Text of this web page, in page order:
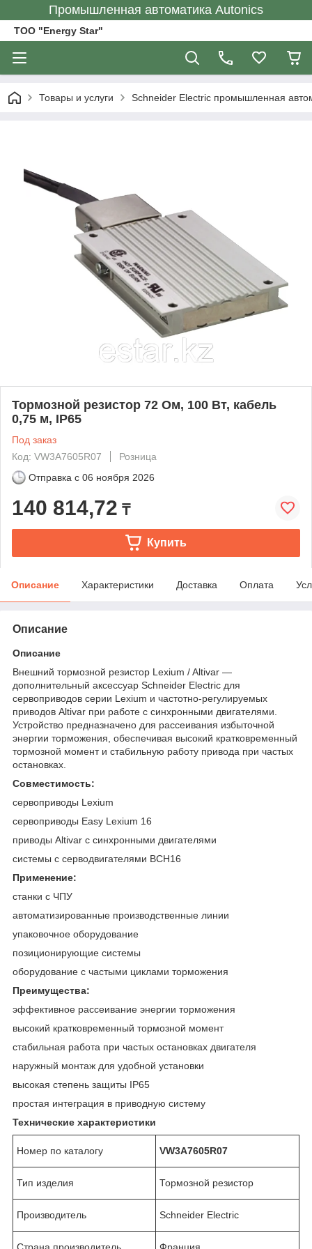
Промышленная автоматика Autonics
ТОО "Energy Star"
Товары и услуги Schneider Electric промышленная
Тормозной резистор 72 Ом, 100 Вт, кабель
0,75 м, IP65
Под заказ
Код: VW3A7605R07
Розница
Отправка с 06 ноября 2026
140 814,72 ₸
Купить
Описание Характеристики Доставка Оплата
Описание
Описание
Внешний тормозной резистор Lexium / Altivar —
дополнительный аксессуар Schneider Electric для
сервоприводов серии Lexium и частотно-регулируемых
приводов Altivar при работе с синхронными двигателями.
Устройство предназначено для рассеивания избыточной
энергии торможения, обеспечивая высокий кратковременный
тормозной момент и стабильную работу привода при частых
остановках.
Совместимость:
сервоприводы Lexium
сервоприводы Easy Lexium 16
приводы Altivar с синхронными двигателями
системы с серводвигателями BCH16
Применение:
станки с ЧПУ
автоматизированные производственные линии
упаковочное оборудование
позиционирующие системы
оборудование с частыми циклами торможения
Преимущества:
эффективное рассеивание энергии торможения
высокий кратковременный тормозной момент
стабильная работа при частых остановках двигателя
наружный монтаж для удобной установки
высокая степень защиты IP65
простая интеграция в приводную систему
Технические характеристики
Номер по каталогу VW3A7605R07
Тип изделия Тормозной резистор
Производитель Schneider Electric
Страна производитель Франция